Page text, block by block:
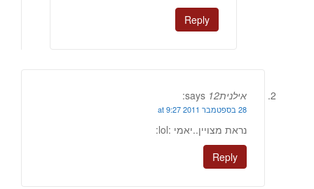
Reply
אילנית12 says:
28 בספטמבר 2011 at 9:27
נראת מצויין..יאמי :lol:
Reply